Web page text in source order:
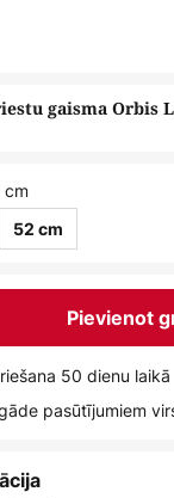
gaisma Orbis
52 cm
Pievienot
50 dienu laikā
pasūtījumiem